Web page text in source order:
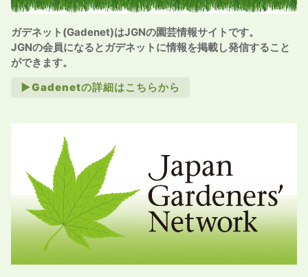
ガデネット(Gadenet)はJGNの園芸情報サイトです。
JGNの会員になるとガデネットに情報を掲載し発信すること
ができます。
►Gadenetの詳細はこちらから